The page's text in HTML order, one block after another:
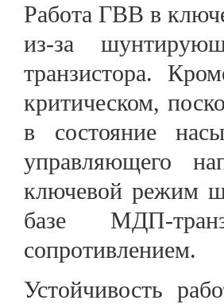
Работа ГВВ в
из-за
транзистора.
критическом,
в состояние
управляющего
ключевой режим
базе МДП-
сопротивлением.
Устойчивость